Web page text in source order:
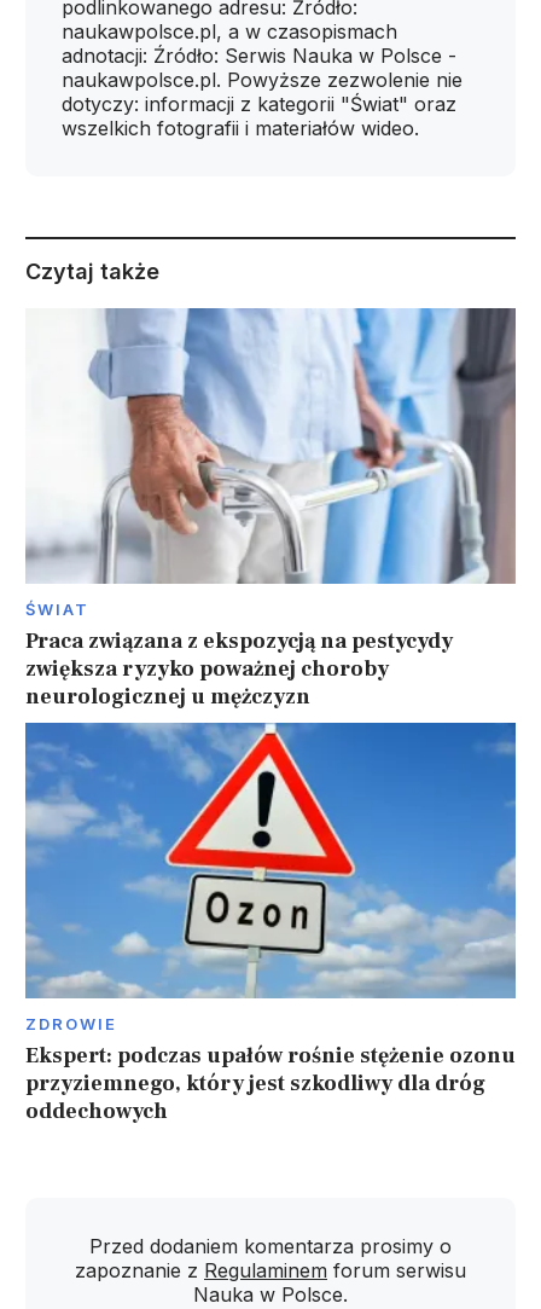
podlinkowanego adresu: Źródło:
naukawpolsce.pl, a w czasopismach
adnotacji: Źródło: Serwis Nauka w Polsce -
naukawpolsce.pl. Powyższe zezwolenie nie
dotyczy: informacji z kategorii "Świat" oraz
wszelkich fotografii i materiałów wideo.
Czytaj także
ŚWIAT
Praca związana z ekspozycją na pestycydy
zwiększa ryzyko poważnej choroby
neurologicznej u mężczyzn
ZDROWIE
Ekspert: podczas upałów rośnie stężenie ozonu
przyziemnego, który jest szkodliwy dla dróg
oddechowych
Przed dodaniem komentarza prosimy o
zapoznanie z Regulaminem forum serwisu
Nauka w Polsce.